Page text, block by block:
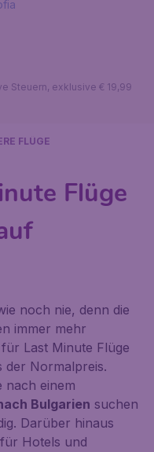
Steuern, exklusive € 19,99
FLÜGE
Flüge
noch nie, denn die
immer mehr
Last Minute Flüge
der Normalpreis.
nach einem
Bulgarien suchen
Darüber hinaus
Hotels und